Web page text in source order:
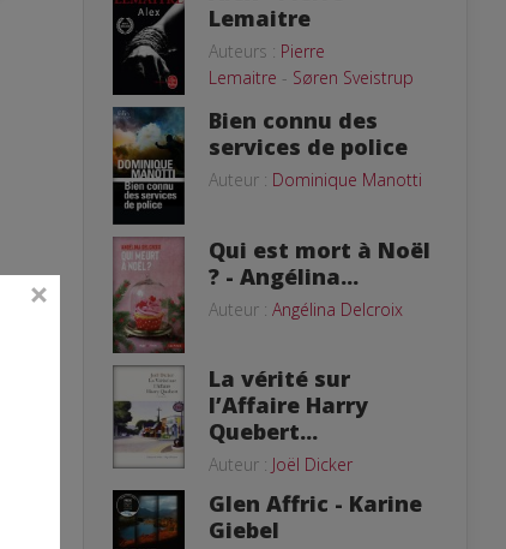
Lemaitre
Auteurs : Pierre
Lemaitre - Søren Sveistrup
Bien connu des
services de police
Auteur : Dominique Manotti
Qui est mort à Noël
? - Angélina...
Auteur : Angélina Delcroix
La vérité sur
l’Affaire Harry
Quebert...
Auteur : Joël Dicker
Glen Affric - Karine
Giebel